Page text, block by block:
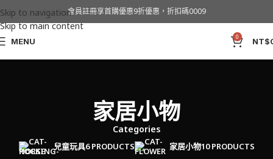
Skip to navigation
Skip to main content
會員註冊享首購優惠9折優惠，折扣碼0009
MENU 0 NT$
家居小物
Categories
兒童玩具6 PRODUCTS 家居小物10 PRODUCTS